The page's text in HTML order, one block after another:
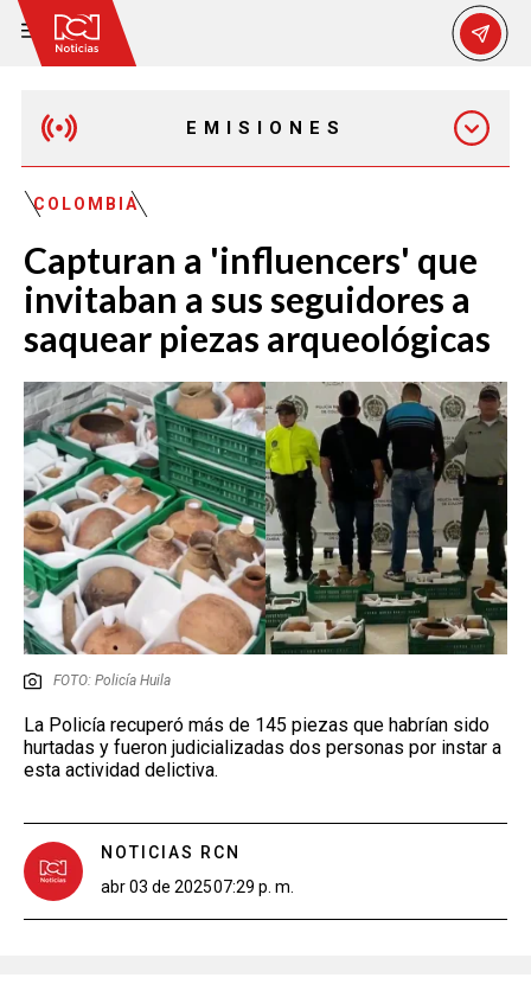
EMISIONES
EMISIÓN 12:30 PM
EMISIÓN 7:00 PM
EMISIÓN 11:30 PM
COLOMBIA
Capturan a 'influencers' que
invitaban a sus seguidores a
saquear piezas arqueológicas
FOTO: Policía Huila
La Policía recuperó más de 145 piezas que habrían sido
hurtadas y fueron judicializadas dos personas por instar a
esta actividad delictiva.
NOTICIAS RCN
abr 03 de 202507:29 p. m.